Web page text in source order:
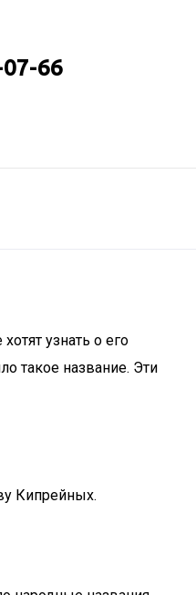
66
узнать о его
такое название. Эти
Кипрейных.